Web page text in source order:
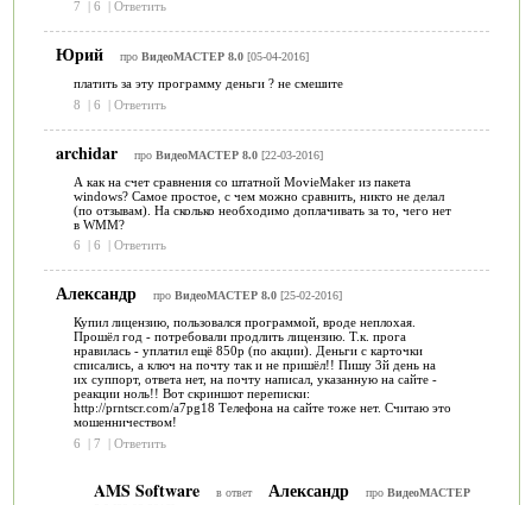
7 | 6 | Ответить
Юрий про ВидеоМАСТЕР 8.0[05-04-2016]
платить за эту программу деньги ? не смешите
8
| 6 | Ответить
archidar про ВидеоМАСТЕР 8.0[22-03-2016]
А как на счет сравнения со штатной MovieMaker из пакета
windows? Самое простое, с чем можно сравнить, никто не делал
(по отзывам). На сколько необходимо доплачивать за то, чего нет
в WMM?
6
| 6 | Ответить
Александр про ВидеоМАСТЕР 8.0[25-02-2016]
Купил лицензию, пользовался программой, вроде неплохая.
Прошёл год - потребовали продлить лицензию. Т.к. прога
нравилась - уплатил ещё 850р (по акции). Деньги с карточки
списались, а ключ на почту так и не пришёл!! Пишу 3й день на
их суппорт, ответа нет, на почту написал, указанную на сайте -
реакции ноль!! Вот скриншот переписки:
http://prntscr.com/a7pg18 Телефона на сайте тоже нет. Считаю это
мошенничеством!
6
| 7 | Ответить
AMS Software в ответ Александр про ВидеоМАСТЕР